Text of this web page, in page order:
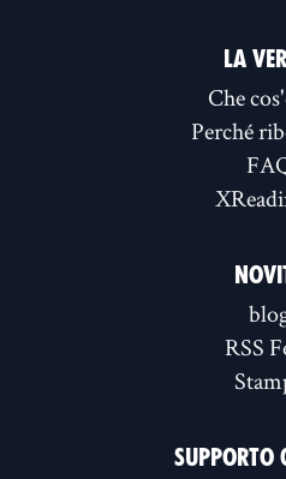
LA
Che
Perché
RSS
SUPPORTO